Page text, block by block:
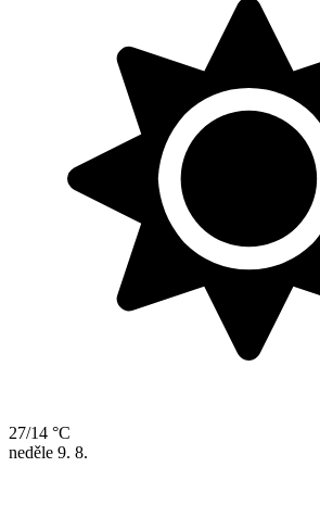
27/14 °C
neděle 9. 8.